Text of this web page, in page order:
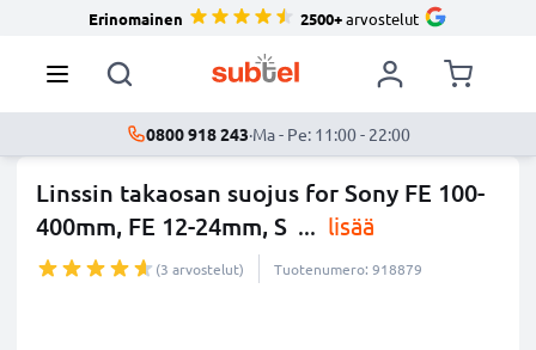
Erinomainen 2500+arvostelut
0800 918 243·Ma - Pe: 11:00 - 22:00
Linssin takaosan suojus for Sony FE 100-
400mm, FE 12-24mm, S ... lisää
(3 arvostelut) Tuotenumero: 918879